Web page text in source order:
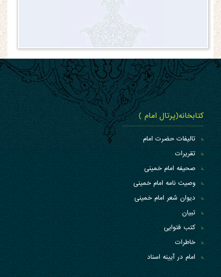
کتابخانه(پرتال امام )
تالیفات حضرت امام
تقریرات
صحیفه امام خمینی
وصیت نامه امام خمینی
دیوان شعر امام خمینی
تبیان
کتب فتوایی
خاطرات
امام در آیینه اسناد